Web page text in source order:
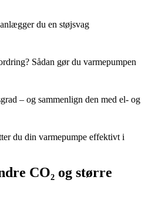
du en støjsvag
Sådan gør du varmepumpen
– og sammenlign den med el- og
du din varmepumpe effektivt i
CO₂ og større